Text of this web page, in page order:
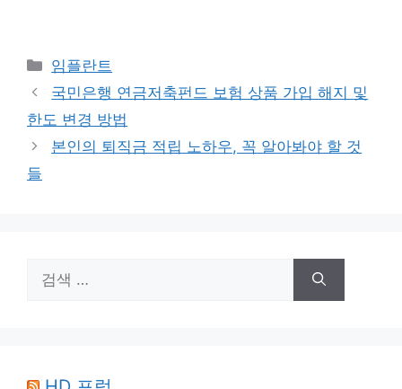
카
테
고
리
임플란트
국민은행 연금저축펀드 보험 상품 가입 해지 및
한도 변경 방법
본인의 퇴직금 적립 노하우, 꼭 알아봐야 할 것
들
색: